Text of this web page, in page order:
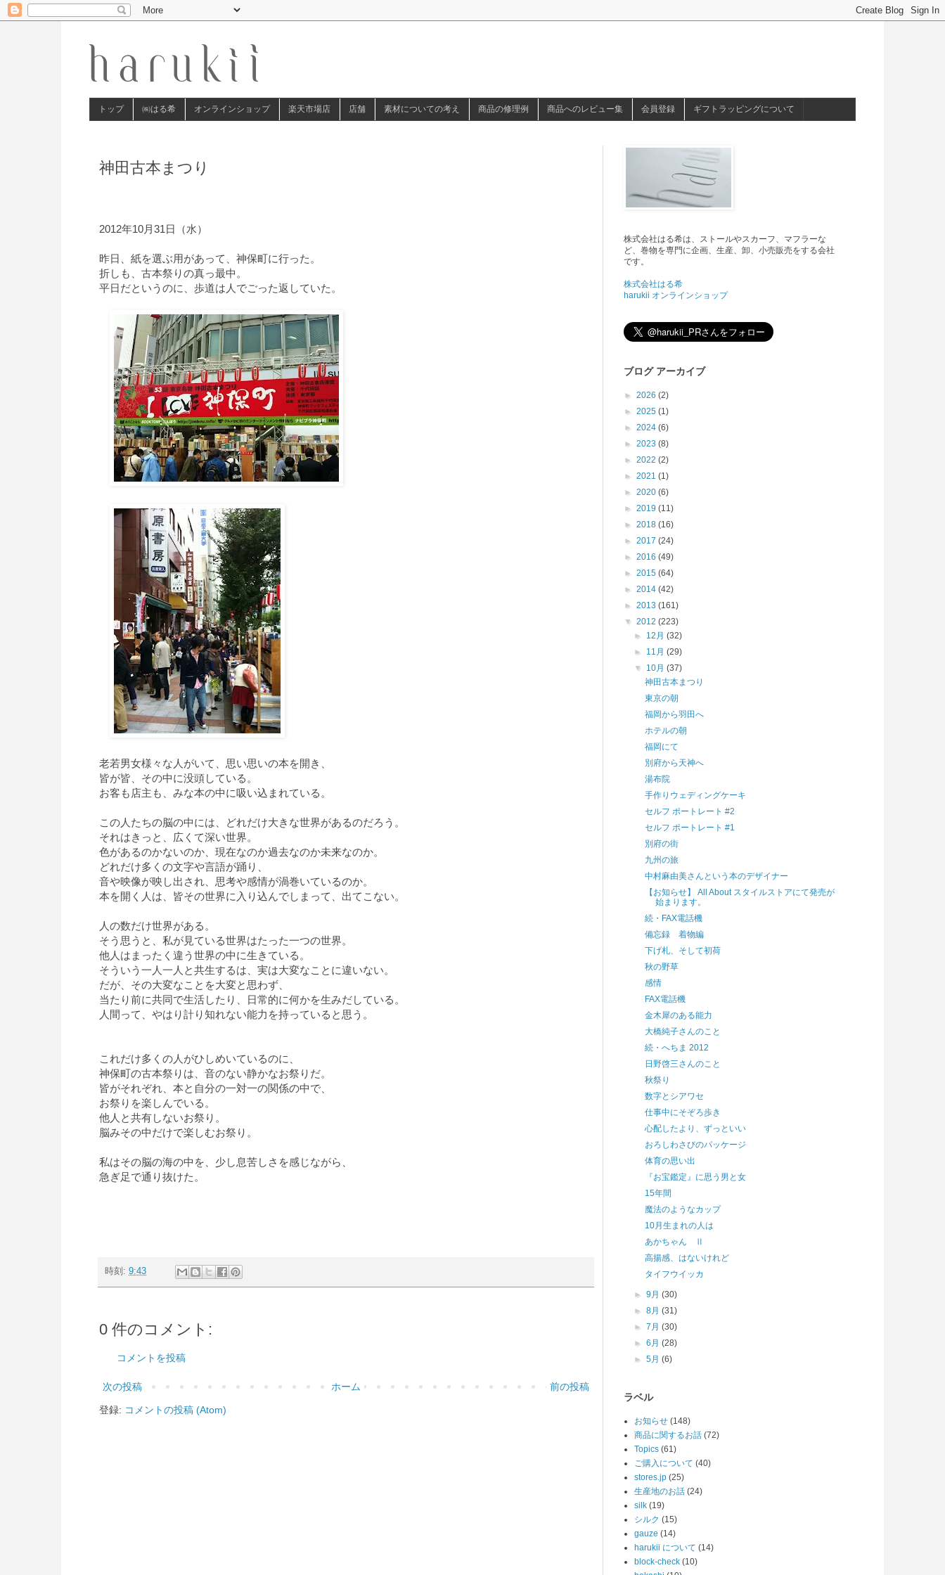
トップ ㈱はる希 オンラインショップ 楽天市場店 店舗 素材についての考え 商品の修理例 商品へのレビュー集 会員登録 ギフトラッピングについて
神田古本まつり
2012年10月31日（水）
昨日、紙を選ぶ用があって、神保町に行った。
折しも、古本祭りの真っ最中。
平日だというのに、歩道は人でごった返していた。
老若男女様々な人がいて、思い思いの本を開き、
皆が皆、その中に没頭している。
お客も店主も、みな本の中に吸い込まれている。
この人たちの脳の中には、どれだけ大きな世界があるのだろう。
それはきっと、広くて深い世界。
色があるのかないのか、現在なのか過去なのか未来なのか。
どれだけ多くの文字や言語が踊り、
音や映像が映し出され、思考や感情が渦巻いているのか。
本を開く人は、皆その世界に入り込んでしまって、出てこない。
人の数だけ世界がある。
そう思うと、私が見ている世界はたった一つの世界。
他人はまったく違う世界の中に生きている。
そういう一人一人と共生するは、実は大変なことに違いない。
だが、その大変なことを大変と思わず、
当たり前に共同で生活したり、日常的に何かを生みだしている。
人間って、やはり計り知れない能力を持っていると思う。
これだけ多くの人がひしめいているのに、
神保町の古本祭りは、音のない静かなお祭りだ。
皆がそれぞれ、本と自分の一対一の関係の中で、
お祭りを楽しんでいる。
他人と共有しないお祭り。
脳みその中だけで楽しむお祭り。
私はその脳の海の中を、少し息苦しさを感じながら、
急ぎ足で通り抜けた。
時刻: 9:43
0 件のコメント:
コメントを投稿
次の投稿 前の投稿
ホーム
登録: コメントの投稿 (Atom)
株式会社はる希は、ストールやスカーフ、マフラーな
ど、巻物を専門に企画、生産、卸、小売販売をする会社
です。
株式会社はる希
harukii オンラインショップ
ブログ アーカイブ
► 2026 (2)
► 2025 (1)
► 2024 (6)
► 2023 (8)
► 2022 (2)
► 2021 (1)
► 2020 (6)
► 2019 (11)
► 2018 (16)
► 2017 (24)
► 2016 (49)
► 2015 (64)
► 2014 (42)
► 2013 (161)
▼ 2012 (223)
► 12月(32)
► 11月(29)
▼ 10月(37)
神田古本まつり
東京の朝
福岡から羽田へ
ホテルの朝
福岡にて
別府から天神へ
湯布院
手作りウェディングケーキ
セルフ ポートレート #2
セルフ ポートレート #1
別府の街
九州の旅
中村麻由美さんという本のデザイナー
【お知らせ】 All About スタイルストアにて発売が
始まります。
続・FAX電話機
備忘録 着物編
下げ札、そして初荷
秋の野草
感情
FAX電話機
金木犀のある能力
大橋純子さんのこと
続・へちま 2012
日野啓三さんのこと
秋祭り
数字とシアワセ
仕事中にそぞろ歩き
心配したより、ずっといい
おろしわさびのパッケージ
体育の思い出
『お宝鑑定』に思う男と女
15年間
魔法のようなカップ
10月生まれの人は
あかちゃん Ⅱ
高揚感、はないけれど
タイフウイッカ
►9月(30)
►8月(31)
►7月(30)
►6月(28)
►5月(6)
ラベル
お知らせ (148)
商品に関するお話 (72)
Topics (61)
ご購入について (40)
stores.jp (25)
生産地のお話 (24)
silk (19)
シルク (15)
gauze (14)
harukii について (14)
block-check (10)